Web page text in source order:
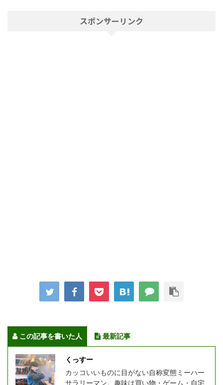
スポンサーリンク
この記事を書いた人 最新記事
くっすー
カッコいいものに目がない自称変態ミーハー
サラリーマン。趣味は買い物・ゲーム・自宅